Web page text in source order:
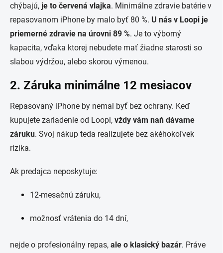
chýbajú, je to červená vlajka. Minimálne zdravie batérie v
repasovanom iPhone by malo byť 80 %. U nás v Loopi je
priemerné zdravie na úrovni 89 %. Je to výborný
kapacita, vďaka ktorej nebudete mať žiadne starosti so
slabou výdržou, alebo skorou výmenou.
2. Záruka minimálne 12 mesiacov
Repasovaný iPhone by nemal byť bez ochrany. Keď
kupujete zariadenie od Loopi, vždy vám naň dávame
záruku. Svoj nákup teda realizujete bez akéhokoľvek
rizika.
Ak predajca neposkytuje:
12-mesačnú záruku,
možnosť vrátenia do 14 dní,
nejde o profesionálny repas, ale o klasický bazár. Práve